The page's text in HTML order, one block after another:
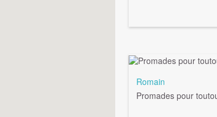
Romain
Promades pour